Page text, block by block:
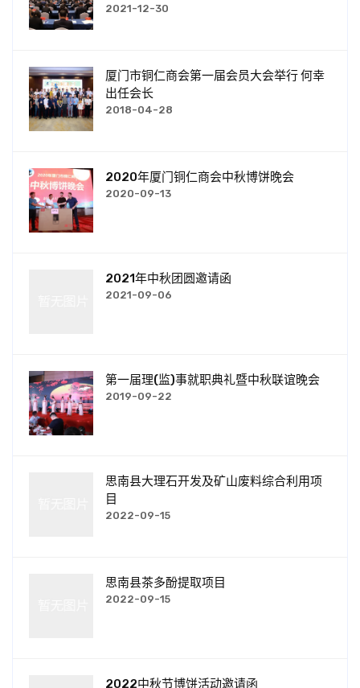
2021-12-30
厦门市铜仁商会第一届会员大会举行 何幸
出任会长
2018-04-28
2020年厦门铜仁商会中秋博饼晚会
2020-09-13
2021年中秋团圆邀请函
2021-09-06
第一届理(监)事就职典礼暨中秋联谊晚会
2019-09-22
思南县大理石开发及矿山废料综合利用项
目
2022-09-15
思南县茶多酚提取项目
2022-09-15
2022中秋节博饼活动邀请函